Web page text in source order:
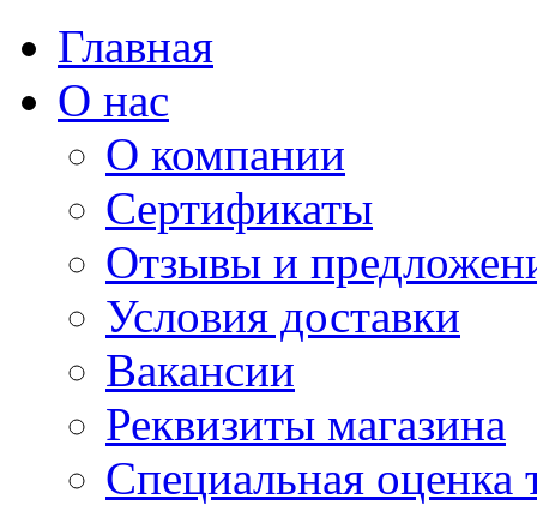
Главная
О нас
О компании
Сертификаты
Отзывы и
Условия доставки
Вакансии
Реквизиты магазина
Специальная оценка